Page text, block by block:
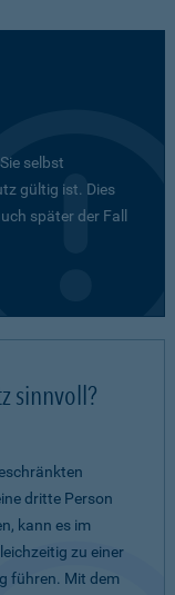
selbst
gültig ist. Dies
später der Fall
sinnvoll?
dritte Person
kann es im
zu einer
führen. Mit dem